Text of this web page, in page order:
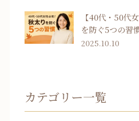
【40代・50代
を防ぐ5つの習
2025.10.10
カテゴリー一覧